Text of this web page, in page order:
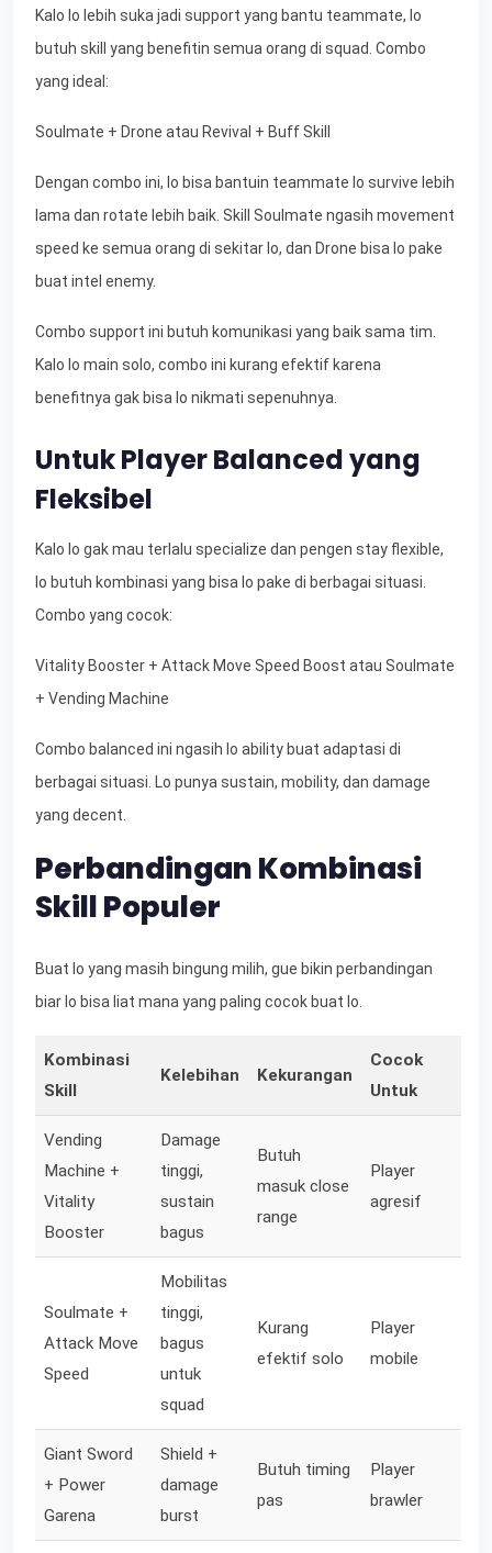
Kalo lo lebih suka jadi support yang bantu teammate, lo
butuh skill yang benefitin semua orang di squad. Combo
yang ideal:
Soulmate + Drone atau Revival + Buff Skill
Dengan combo ini, lo bisa bantuin teammate lo survive lebih
lama dan rotate lebih baik. Skill Soulmate ngasih movement
speed ke semua orang di sekitar lo, dan Drone bisa lo pake
buat intel enemy.
Combo support ini butuh komunikasi yang baik sama tim.
Kalo lo main solo, combo ini kurang efektif karena
benefitnya gak bisa lo nikmati sepenuhnya.
Untuk Player Balanced yang
Fleksibel
Kalo lo gak mau terlalu specialize dan pengen stay flexible,
lo butuh kombinasi yang bisa lo pake di berbagai situasi.
Combo yang cocok:
Vitality Booster + Attack Move Speed Boost atau Soulmate
+ Vending Machine
Combo balanced ini ngasih lo ability buat adaptasi di
berbagai situasi. Lo punya sustain, mobility, dan damage
yang decent.
Perbandingan Kombinasi
Skill Populer
Buat lo yang masih bingung milih, gue bikin perbandingan
biar lo bisa liat mana yang paling cocok buat lo.
Kombinasi
Skill
Kelebihan Kekurangan
Cocok
Untuk
Vending
Machine +
Vitality
Booster
Damage
tinggi,
sustain
bagus
Butuh
masuk close
range
Player
agresif
Soulmate +
Attack Move
Speed
Mobilitas
tinggi,
bagus
untuk
squad
Kurang
efektif solo
Player
mobile
Giant Sword
+ Power
Garena
Shield +
damage
burst
Butuh timing
pas
Player
brawler